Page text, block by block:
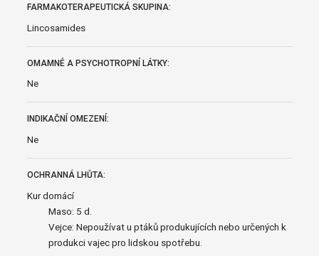
FARMAKOTERAPEUTICKÁ SKUPINA:
Lincosamides
OMAMNÉ A PSYCHOTROPNÍ LÁTKY:
Ne
INDIKAČNÍ OMEZENÍ:
Ne
OCHRANNÁ LHŮTA:
Kur domácí
Maso: 5 d.
Vejce: Nepoužívat u ptáků produkujících nebo určených k
produkci vajec pro lidskou spotřebu.